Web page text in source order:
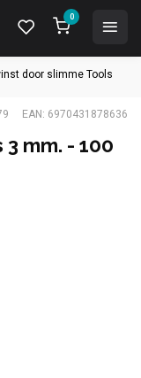
0
door slimme Tools
EAN: 6970431878636
mm. - 100